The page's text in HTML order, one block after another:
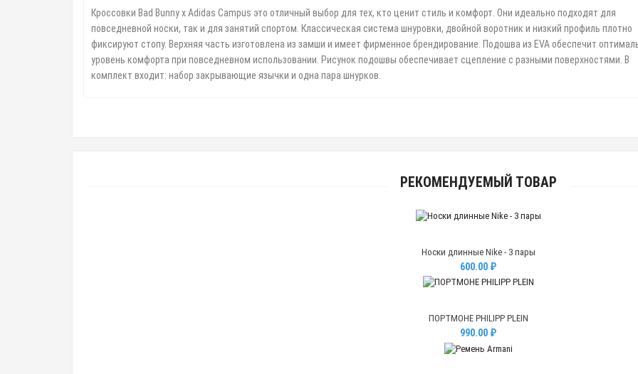
Кроссовки Bad Bunny x Adidas Campus это отличный выбор для тех, кто ценит стиль и комфорт. Они идеально подходят для
повседневной носки, так и для занятий спортом. Классическая система шнуровки, двойной воротник и низкий профиль плотно
фиксируют стопу. Верхняя часть изготовлена из замши и имеет фирменное брендирование. Подошва из EVA обеспечит
уровень комфорта при повседневном использовании. Рисунок подошвы обеспечивает сцепление с разными поверхностями. В
комплект входит: набор закрывающие язычки и одна пара шнурков.
РЕКОМЕНДУЕМЫЙ ТОВАР
Носки длинные Nike - 3 пары
600.00 ₽
ПОРТМОНЕ PHILIPP PLEIN
990.00 ₽